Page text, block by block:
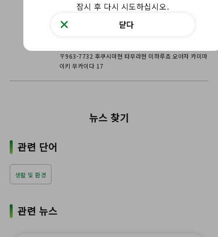
우리의 웹 사이트를 통해 저희에게 연락하십
시오
〒963-7732 후쿠시마현 타무라현 미하루쵸 오아자 카미마
이키 무카이다 17
뉴스 찾기
관련 단어
생활 및 환경
관련 뉴스
잠시 후 다시 시도하십시오.
닫다